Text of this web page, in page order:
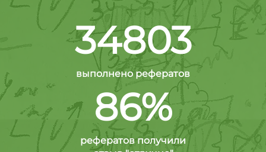
34803
выполнено рефератов
86%
рефератов получили